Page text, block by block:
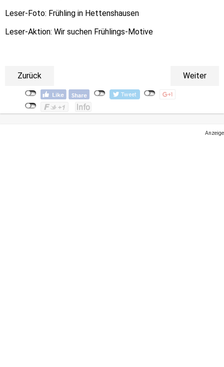
Leser-Foto: Frühling in Hettenshausen
Leser-Aktion: Wir suchen Frühlings-Motive
Zurück Weiter
Anzeige